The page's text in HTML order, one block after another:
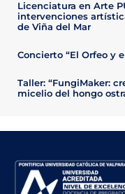
Licenciatura en Arte
intervenciones
de Viña del Mar
Concierto “El Orfeo y
Taller: “FungiMaker:
micelio del hongo